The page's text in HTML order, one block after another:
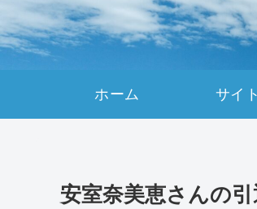
ホーム サイ
安室奈美恵さんの